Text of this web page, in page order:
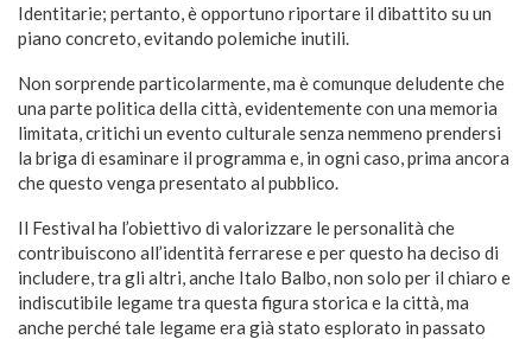
Identitarie; pertanto, è opportuno riportare il dibattito su un
piano concreto, evitando polemiche inutili.
Non sorprende particolarmente, ma è comunque deludente che
una parte politica della città, evidentemente con una memoria
limitata, critichi un evento culturale senza nemmeno prendersi
la briga di esaminare il programma e, in ogni caso, prima ancora
che questo venga presentato al pubblico.
Il Festival ha l’obiettivo di valorizzare le personalità che
contribuiscono all’identità ferrarese e per questo ha deciso di
includere, tra gli altri, anche Italo Balbo, non solo per il chiaro e
indiscutibile legame tra questa figura storica e la città, ma
anche perché tale legame era già stato esplorato in passato